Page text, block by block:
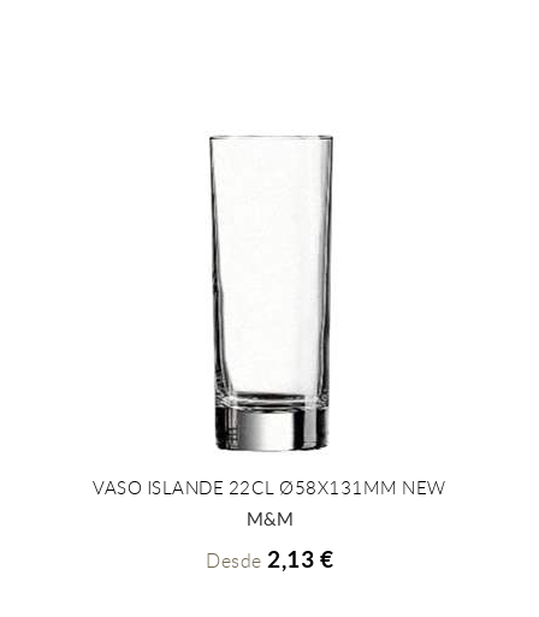
+ INFO
VASO ISLANDE 22CL Ø58X131MM NEW
M&M
Desde 2,13 €